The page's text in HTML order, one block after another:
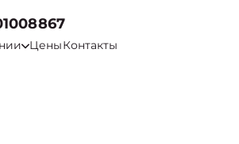
ЦеныКонтакты